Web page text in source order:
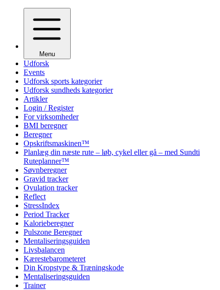
Menu
Udforsk
Events
Udforsk sports kategorier
Udforsk sundheds kategorier
Artikler
Login / Register
For virksomheder
BMI beregner
Beregner
Opskriftsmaskinen™
Planlæg din næste rute – løb, cykel eller gå – med Sundti
Ruteplanner™
Søvnberegner
Gravid tracker
Ovulation tracker
Reflect
StressIndex
Period Tracker
Kalorieberegner
Pulszone Beregner
Mentaliseringsguiden
Livsbalancen
Kærestebarometeret
Din Kropstype & Træningskode
Mentaliseringsguiden
Trainer